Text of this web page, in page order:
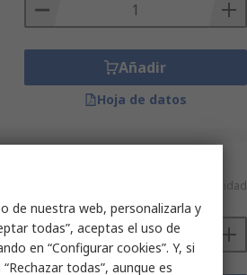
Añadir
Hoja de datos
26,77 €/unidad
Cantidad
de nuestra web, personalizarla y
todas”, aceptas el uso de
en “Configurar cookies”. Y, si
todas”, aunque es